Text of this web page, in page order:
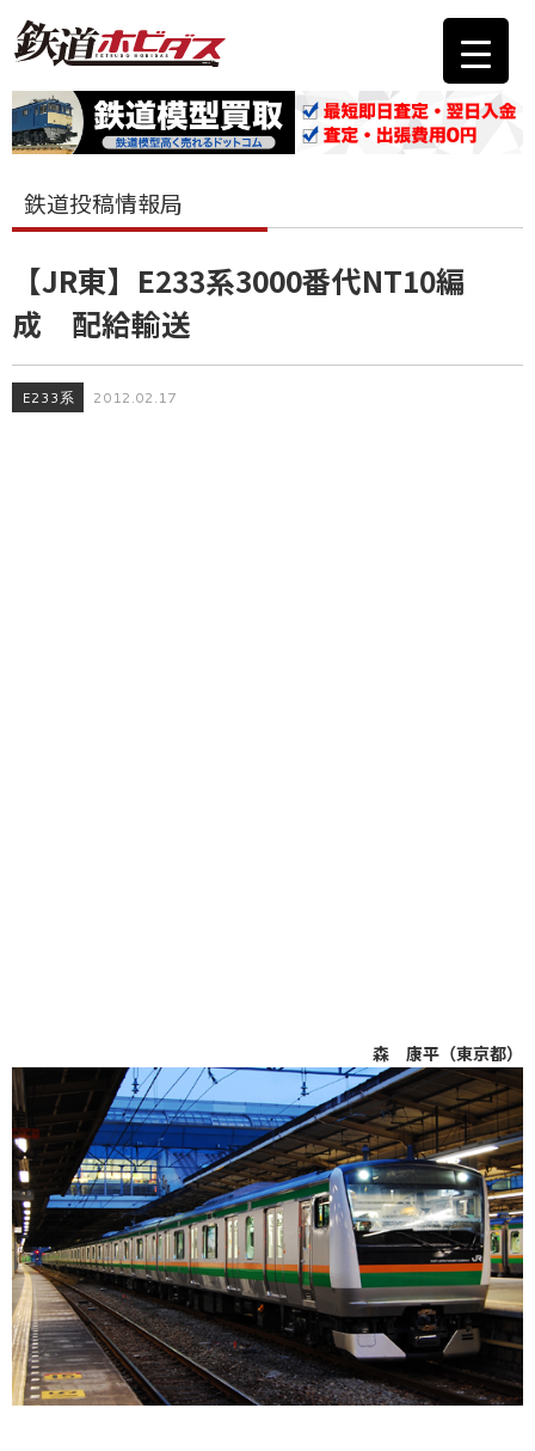
鉄道投稿情報局
【JR東】E233系3000番代NT10編
成 配給輸送
E233系 2012.02.17
森 康平（東京都）